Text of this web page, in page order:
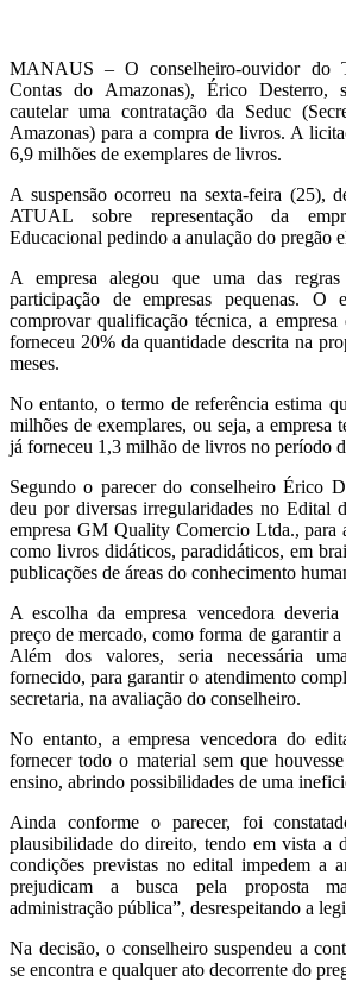
MANAUS – O conselheiro-ouvidor do
Contas do Amazonas), Érico Desterro,
cautelar uma contratação da Seduc
Amazonas) para a compra de livros. A
6,9 milhões de exemplares de livros.
A suspensão ocorreu na sexta-feira (25),
ATUAL sobre representação da
Educacional pedindo a anulação do pregão
A empresa alegou que uma das
participação de empresas pequenas. O
comprovar qualificação técnica, a
forneceu 20% da quantidade descrita na
meses.
No entanto, o termo de referência estima
milhões de exemplares, ou seja, a empresa
já forneceu 1,3 milhão de livros no período
Segundo o parecer do conselheiro Érico
deu por diversas irregularidades no Edital
empresa GM Quality Comercio Ltda., para
como livros didáticos, paradidáticos, em
publicações de áreas do conhecimento
A escolha da empresa vencedora
preço de mercado, como forma de garantir
Além dos valores, seria necessária
fornecido, para garantir o atendimento
secretaria, na avaliação do conselheiro.
No entanto, a empresa vencedora do
fornecer todo o material sem que
ensino, abrindo possibilidades de uma
Ainda conforme o parecer, foi
plausibilidade do direito, tendo em vista a
condições previstas no edital impedem a
prejudicam a busca pela proposta
administração pública”, desrespeitando a
Na decisão, o conselheiro suspendeu a
se encontra e qualquer ato decorrente do